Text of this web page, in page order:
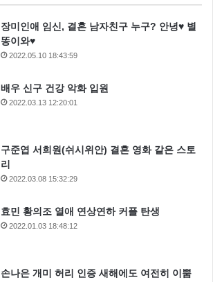
장미인애 임신, 결혼 남자친구 누구? 안녕♥ 별
똥이와♥
2022.05.10 18:43:59
배우 신구 건강 악화 입원
2022.03.13 12:20:01
구준엽 서희원(쉬시위안) 결혼 영화 같은 스토
리
2022.03.08 15:32:29
효민 황의조 열애 연상연하 커플 탄생
2022.01.03 18:48:12
손나은 개미 허리 인증 새해에도 여전히 이뿜